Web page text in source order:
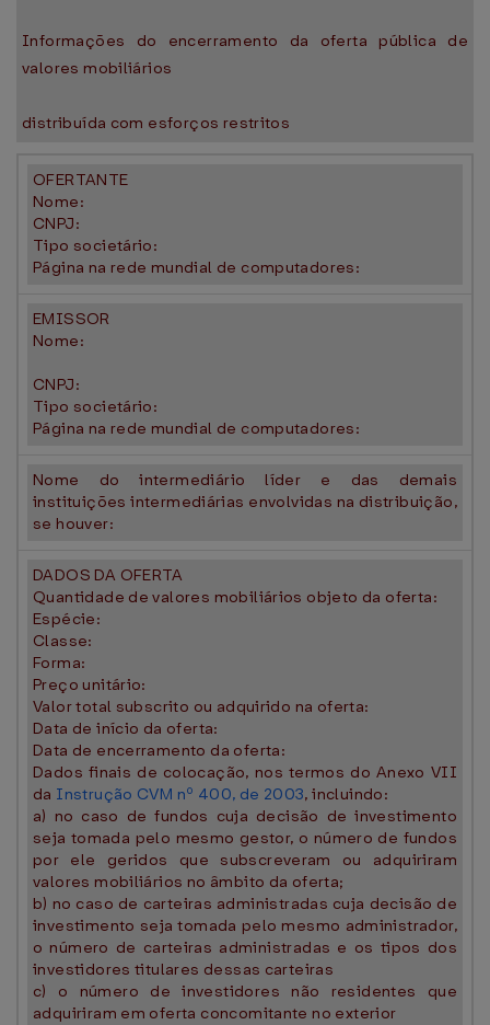
Informações do encerramento da oferta pública de
valores mobiliários
distribuída com esforços restritos
OFERTANTE
Nome:
CNPJ:
Tipo societário:
Página na rede mundial de computadores:
EMISSOR
Nome:
CNPJ:
Tipo societário:
Página na rede mundial de computadores:
Nome do intermediário líder e das demais
instituições intermediárias envolvidas na distribuição,
se houver:
DADOS DA OFERTA
Quantidade de valores mobiliários objeto da oferta:
Espécie:
Classe:
Forma:
Preço unitário:
Valor total subscrito ou adquirido na oferta:
Data de início da oferta:
Data de encerramento da oferta:
Dados finais de colocação, nos termos do Anexo VII
da Instrução CVM nº 400, de 2003, incluindo:
a) no caso de fundos cuja decisão de investimento
seja tomada pelo mesmo gestor, o número de fundos
por ele geridos que subscreveram ou adquiriram
valores mobiliários no âmbito da oferta;
b) no caso de carteiras administradas cuja decisão de
investimento seja tomada pelo mesmo administrador,
o número de carteiras administradas e os tipos dos
investidores titulares dessas carteiras
c) o número de investidores não residentes que
adquiriram em oferta concomitante no exterior